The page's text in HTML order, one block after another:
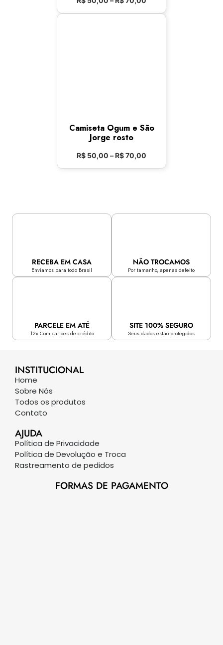
Camiseta Ogum e São
Jorge rosto
R$ 50,00 –R$70,00
RECEBA EM CASA
Enviamos para todo Brasil
NÃO TROCAMOS
Por tamanho, apenas defeito
PARCELE EM ATÉ
12x Com cartões de crédito
SITE 100% SEGURO
Seus dados estão protegidos
INSTITUCIONAL
Home
Sobre Nós
Todos os produtos
Contato
AJUDA
Política de Privacidade
Política de Devolução e Troca
Rastreamento de pedidos
FORMAS DE PAGAMENTO